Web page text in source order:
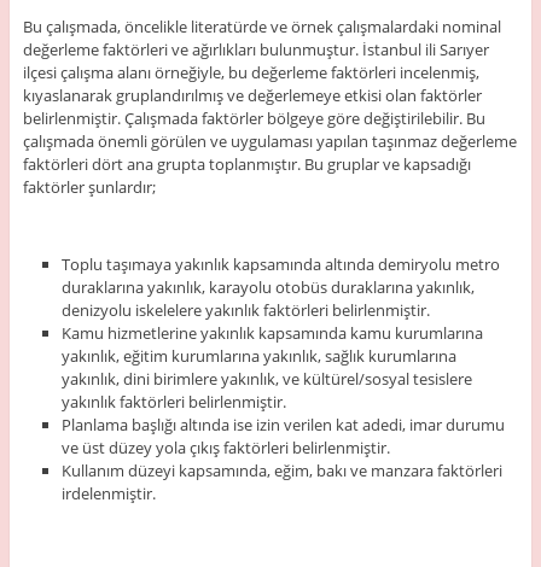
Bu çalışmada, öncelikle literatürde ve örnek çalışmalardaki nominal
değerleme faktörleri ve ağırlıkları bulunmuştur. İstanbul ili Sarıyer
ilçesi çalışma alanı örneğiyle, bu değerleme faktörleri incelenmiş,
kıyaslanarak gruplandırılmış ve değerlemeye etkisi olan faktörler
belirlenmiştir. Çalışmada faktörler bölgeye göre değiştirilebilir. Bu
çalışmada önemli görülen ve uygulaması yapılan taşınmaz değerleme
faktörleri dört ana grupta toplanmıştır. Bu gruplar ve kapsadığı
faktörler şunlardır;
Toplu taşımaya yakınlık kapsamında altında demiryolu metro
duraklarına yakınlık, karayolu otobüs duraklarına yakınlık,
denizyolu iskelelere yakınlık faktörleri belirlenmiştir.
Kamu hizmetlerine yakınlık kapsamında kamu kurumlarına
yakınlık, eğitim kurumlarına yakınlık, sağlık kurumlarına
yakınlık, dini birimlere yakınlık, ve kültürel/sosyal tesislere
yakınlık faktörleri belirlenmiştir.
Planlama başlığı altında ise izin verilen kat adedi, imar durumu
ve üst düzey yola çıkış faktörleri belirlenmiştir.
Kullanım düzeyi kapsamında, eğim, bakı ve manzara faktörleri
irdelenmiştir.